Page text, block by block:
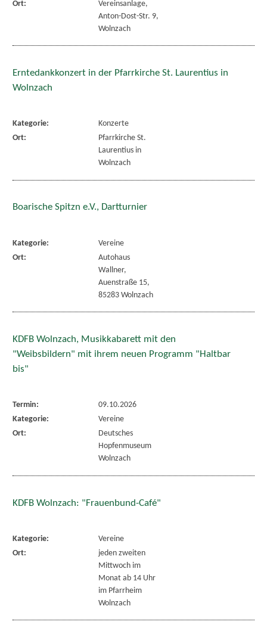
Ort:
Vereinsanlage,
Anton-Dost-Str. 9,
Wolnzach
Erntedankkonzert in der Pfarrkirche St. Laurentius in
Wolnzach
Kategorie:
Konzerte
Ort:
Pfarrkirche St.
Laurentius in
Wolnzach
Boarische Spitzn e.V., Dartturnier
Kategorie:
Vereine
Ort:
Autohaus
Wallner,
Auenstraße 15,
85283 Wolnzach
KDFB Wolnzach, Musikkabarett mit den
"Weibsbildern" mit ihrem neuen Programm "Haltbar
bis"
Termin:
09.10.2026
Kategorie:
Vereine
Ort:
Deutsches
Hopfenmuseum
Wolnzach
KDFB Wolnzach: "Frauenbund-Café"
Kategorie:
Vereine
Ort:
jeden zweiten
Mittwoch im
Monat ab 14 Uhr
im Pfarrheim
Wolnzach